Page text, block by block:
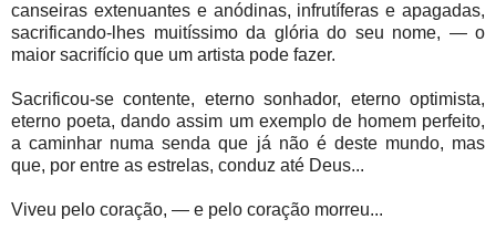
canseiras extenuantes e anódinas, infrutíferas e apagadas,
sacrificando-lhes muitíssimo da glória do seu nome, — o
maior sacrifício que um artista pode fazer.
Sacrificou-se contente, eterno sonhador, eterno optimista,
eterno poeta, dando assim um exemplo de homem perfeito,
a caminhar numa senda que já não é deste mundo, mas
que, por entre as estrelas, conduz até Deus...
Viveu pelo coração, — e pelo coração morreu...